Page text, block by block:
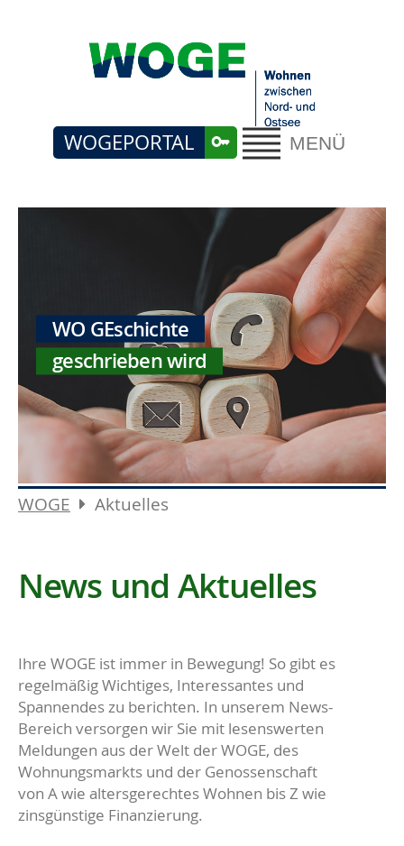
MENÜ
WOGEPORTAL
WO GEschichte
geschrieben wird
WOGE Aktuelles
News und Aktuelles
Ihre WOGE ist immer in Bewegung! So gibt es
regelmäßig Wichtiges, Interessantes und
Spannendes zu berichten. In unserem News-
Bereich versorgen wir Sie mit lesenswerten
Meldungen aus der Welt der WOGE, des
Wohnungsmarkts und der Genossenschaft
von A wie altersgerechtes Wohnen bis Z wie
zinsgünstige Finanzierung.